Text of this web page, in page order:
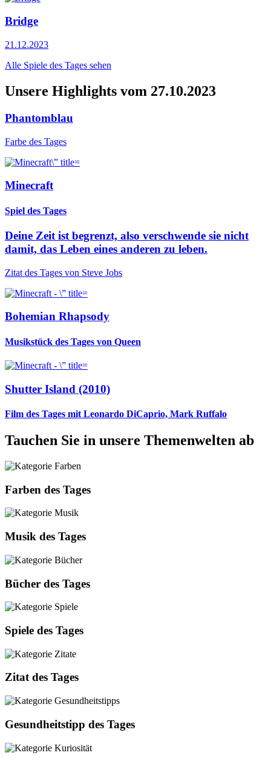
Bridge
21.12.2023
Alle Spiele des Tages sehen
Unsere Highlights vom 27.10.2023
Phantomblau
Farbe des Tages
Minecraft
Spiel des Tages
Deine Zeit ist begrenzt, also verschwende sie nicht
damit, das Leben eines anderen zu leben.
Zitat des Tages von Steve Jobs
Bohemian Rhapsody
Musikstück des Tages von Queen
Shutter Island (2010)
Film des Tages mit Leonardo DiCaprio, Mark Ruffalo
Tauchen Sie in unsere Themenwelten ab
Farben des Tages
Musik des Tages
Bücher des Tages
Spiele des Tages
Zitat des Tages
Gesundheitstipp des Tages